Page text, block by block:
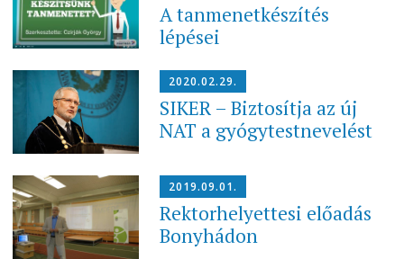
A tanmenetkészítés
lépései
2020.02.29.
SIKER – Biztosítja az új
NAT a gyógytestnevelést
2019.09.01.
Rektorhelyettesi előadás
Bonyhádon